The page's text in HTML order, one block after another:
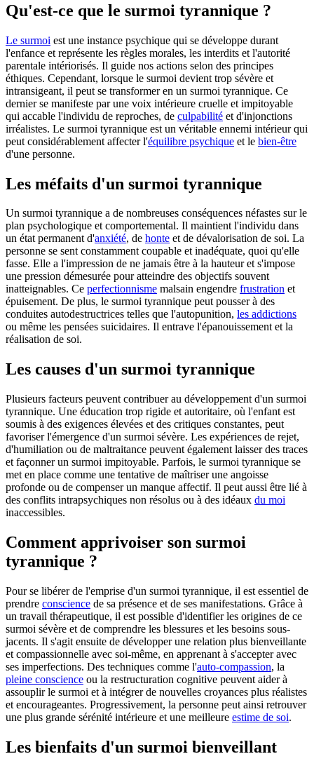
Qu'est-ce que le surmoi tyrannique ?
Le surmoi est une instance psychique qui se développe durant
l'enfance et représente les règles morales, les interdits et l'autorité
parentale intériorisés. Il guide nos actions selon des principes
éthiques. Cependant, lorsque le surmoi devient trop sévère et
intransigeant, il peut se transformer en un surmoi tyrannique. Ce
dernier se manifeste par une voix intérieure cruelle et impitoyable
qui accable l'individu de reproches, de culpabilité et d'injonctions
irréalistes. Le surmoi tyrannique est un véritable ennemi intérieur qui
peut considérablement affecter l'équilibre psychique et le bien-être
d'une personne.
Les méfaits d'un surmoi tyrannique
Un surmoi tyrannique a de nombreuses conséquences néfastes sur le
plan psychologique et comportemental. Il maintient l'individu dans
un état permanent d'anxiété, de honte et de dévalorisation de soi. La
personne se sent constamment coupable et inadéquate, quoi qu'elle
fasse. Elle a l'impression de ne jamais être à la hauteur et s'impose
une pression démesurée pour atteindre des objectifs souvent
inatteignables. Ce perfectionnisme malsain engendre frustration et
épuisement. De plus, le surmoi tyrannique peut pousser à des
conduites autodestructrices telles que l'autopunition, les addictions
ou même les pensées suicidaires. Il entrave l'épanouissement et la
réalisation de soi.
Les causes d'un surmoi tyrannique
Plusieurs facteurs peuvent contribuer au développement d'un surmoi
tyrannique. Une éducation trop rigide et autoritaire, où l'enfant est
soumis à des exigences élevées et des critiques constantes, peut
favoriser l'émergence d'un surmoi sévère. Les expériences de rejet,
d'humiliation ou de maltraitance peuvent également laisser des traces
et façonner un surmoi impitoyable. Parfois, le surmoi tyrannique se
met en place comme une tentative de maîtriser une angoisse
profonde ou de compenser un manque affectif. Il peut aussi être lié à
des conflits intrapsychiques non résolus ou à des idéaux du moi
inaccessibles.
Comment apprivoiser son surmoi
tyrannique ?
Pour se libérer de l'emprise d'un surmoi tyrannique, il est essentiel de
prendre conscience de sa présence et de ses manifestations. Grâce à
un travail thérapeutique, il est possible d'identifier les origines de ce
surmoi sévère et de comprendre les blessures et les besoins sous-
jacents. Il s'agit ensuite de développer une relation plus bienveillante
et compassionnelle avec soi-même, en apprenant à s'accepter avec
ses imperfections. Des techniques comme l'auto-compassion, la
pleine conscience ou la restructuration cognitive peuvent aider à
assouplir le surmoi et à intégrer de nouvelles croyances plus réalistes
et encourageantes. Progressivement, la personne peut ainsi retrouver
une plus grande sérénité intérieure et une meilleure estime de soi.
Les bienfaits d'un surmoi bienveillant